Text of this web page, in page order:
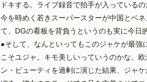
ドキする。ライブ録音で拍手が入っているの
今を時めく若きスーパースターが中国とベ
て、DGの看板を背負うというのも実に今日的
●そして、なんといってもこのジャケが最強
こそユジャ。キモ美しいっていうのかな。
ン・ビューティを過剰に演じた結果、ジャ